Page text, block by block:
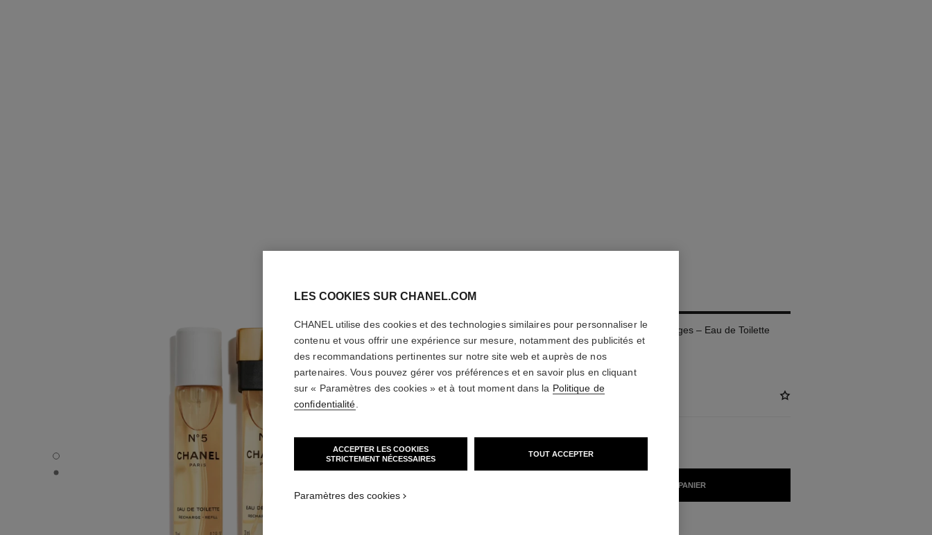
N°5 - Vue par défaut
N°5 - Vue alternative 1
Twist and Spray Set de Recharges – Eau de Toilette
En savoir plus
Réf. 105571
127 CHF
3x20 ml Recharge
AJOUTER AU PANIER
LES COOKIES SUR CHANEL.COM
CHANEL utilise des cookies et des technologies similaires pour personnaliser le
contenu et vous offrir une expérience sur mesure, notamment des publicités et
des recommandations pertinentes sur notre site web et auprès de nos
partenaires. Vous pouvez gérer vos préférences et en savoir plus en cliquant
sur « Paramètres des cookies » et à tout moment dans la Politique de
confidentialité
ACCEPTER LES COOKIES
STRICTEMENT NÉCESSAIRES
TOUT ACCEPTER
Paramètres des cookies